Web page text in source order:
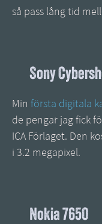
så pass lång tid
Sony
Min första digitala
de pengar jag fick
ICA Förlaget. Den
i 3.2 megapixel.
Nokia 7650